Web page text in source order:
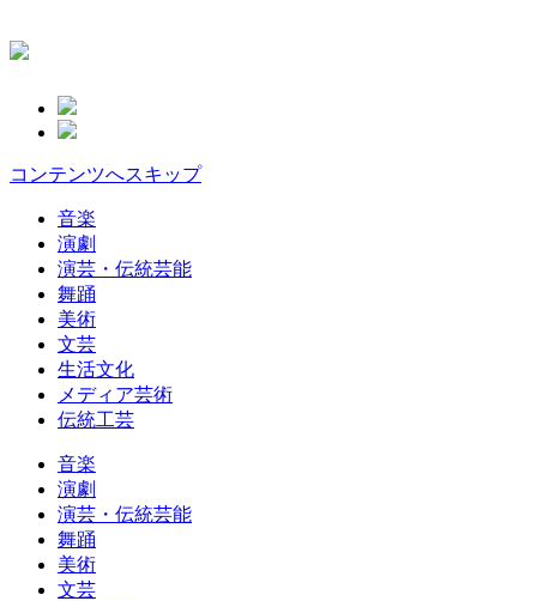
コンテンツへスキップ
音楽
演劇
演芸・伝統芸能
舞踊
美術
文芸
生活文化
メディア芸術
伝統工芸
音楽
演劇
演芸・伝統芸能
舞踊
美術
文芸